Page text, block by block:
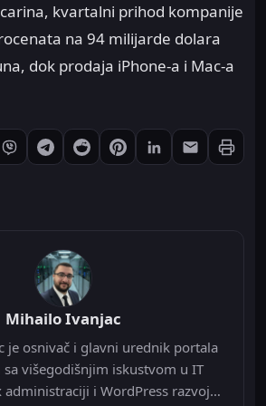
kvartalni prihod kompanije
na 94 milijarde dolara
dok prodaja iPhone-a i Mac-a
WhatsApp
Podeli: Viber
Podeli: Telegram
Podeli: Reddit
Podeli: Pinterest
Podeli: LinkedIn
Podeli:
Mihailo Ivanjac
je osnivač i glavni urednik portala
sa višegodišnjim iskustvom u IT
i WordPress razvoju.